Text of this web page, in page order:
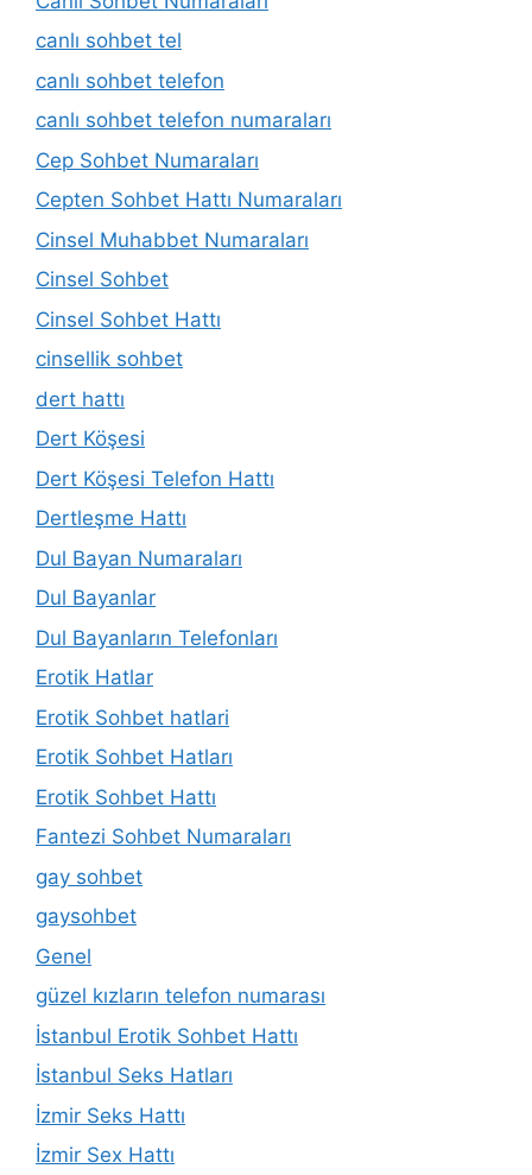
canlı sohbet tel
canlı sohbet telefon
canlı sohbet telefon numaraları
Cep Sohbet Numaraları
Cepten Sohbet Hattı Numaraları
Cinsel Muhabbet Numaraları
Cinsel Sohbet
Cinsel Sohbet Hattı
cinsellik sohbet
dert hattı
Dert Köşesi
Dert Köşesi Telefon Hattı
Dertleşme Hattı
Dul Bayan Numaraları
Dul Bayanlar
Dul Bayanların Telefonları
Erotik Hatlar
Erotik Sohbet hatlari
Erotik Sohbet Hatları
Erotik Sohbet Hattı
Fantezi Sohbet Numaraları
gay sohbet
gaysohbet
Genel
güzel kızların telefon numarası
İstanbul Erotik Sohbet Hattı
İstanbul Seks Hatları
İzmir Seks Hattı
İzmir Sex Hattı